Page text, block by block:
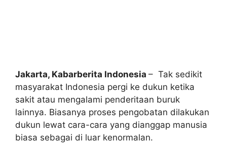
Jakarta, Kabarberita Indonesia – Tak sedikit
masyarakat Indonesia pergi ke dukun ketika
sakit atau mengalami penderitaan buruk
lainnya. Biasanya proses pengobatan dilakukan
dukun lewat cara-cara yang dianggap manusia
biasa sebagai di luar kenormalan.